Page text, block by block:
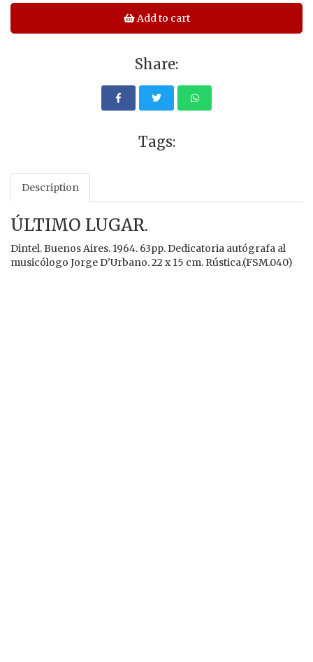
Add to cart
Share:
Tags:
Description
ÚLTIMO LUGAR.
Dintel. Buenos Aires. 1964. 63pp. Dedicatoria autógrafa al
musicólogo Jorge D'Urbano. 22 x 15 cm. Rústica.(FSM.040)